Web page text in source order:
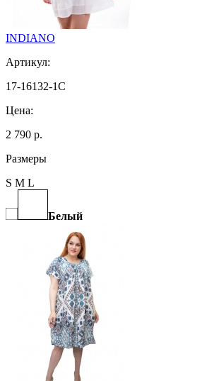
INDIANO
Артикул:
17-16132-1C
Цена:
2 790 р.
Размеры
S M L
Белый